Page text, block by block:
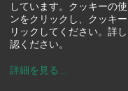
しています。クッキーの
ンをクリックし、クッキ
リックしてください。詳
認ください。
詳細を見る ...